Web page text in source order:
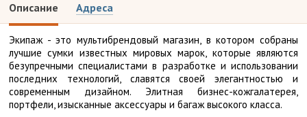
Описание Адреса
Экипаж - это мультибрендовый магазин, в котором собраны
лучшие сумки известных мировых марок, которые являются
безупречными специалистами в разработке и использовании
последних технологий, славятся своей элегантностью и
современным дизайном. Элитная бизнес-кожгалатерея,
портфели, изысканные аксессуары и багаж высокого класса.